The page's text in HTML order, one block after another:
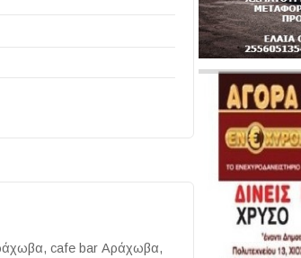
cafe bar Αράχωβα,